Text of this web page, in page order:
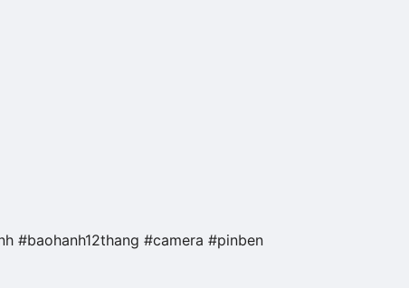
#baohanh12thang #camera #pinben